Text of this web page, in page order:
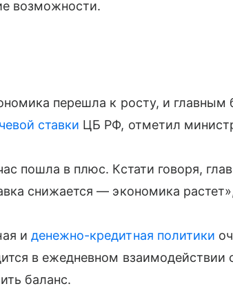
возможности.
перешла к росту, и
ставки ЦБ РФ, отметил
пошла в плюс. Кстати говоря,
снижается — экономика
и денежно-кредитная политики
в ежедневном взаимодействии
баланс.